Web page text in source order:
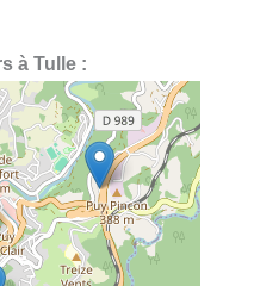
à Tulle :